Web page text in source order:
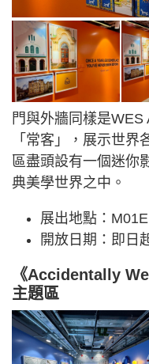
門與外牆同樣是
「常客」，展示世
區盡頭設有一個迷你
典美學世界之中。
展出地點：M01E
開放日期：即日
《Accidentally
主題區